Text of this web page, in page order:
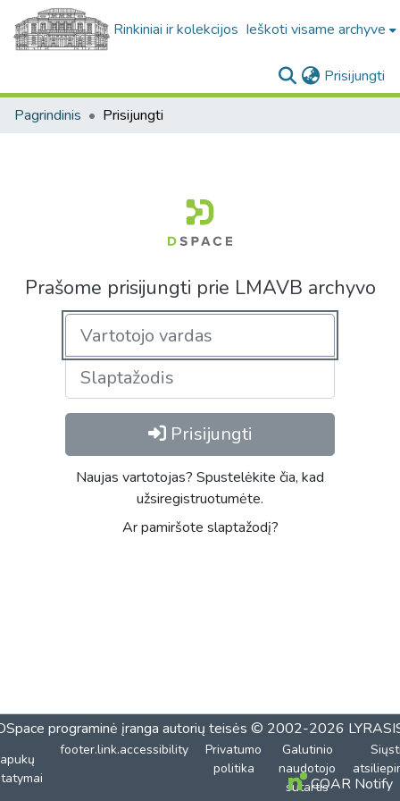
Rinkiniai ir kolekcijos Ieškoti visame archyve
Prisijungti
Pagrindinis Prisijungti
Prašome prisijungti prie LMAVB archyvo
Prisijungti
Naujas vartotojas? Spustelėkite čia, kad
užsiregistruotumėte.
Ar pamiršote slaptažodį?
programinė įranga autorių teisės © 2002-2026
footer.link.accessibility
Privatumo
politika
Galutinio
naudotojo
sutartisCOAR Notify